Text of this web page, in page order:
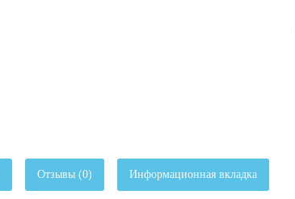
Отзывы (0) Информационная вкладка